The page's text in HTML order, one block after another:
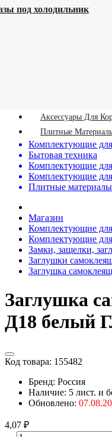
под холодильник
Аксессуары Для
Плитные
Комплектующие
Бытовая техника
Комплектующие
Комплектующие
Плитные материалы
Магазин
Комплектующие
Комплектующие
Замки, защелки,
Заглушки
Заглушка
Заглушка
Д18 белый
Код товара: 155482
Бренд: Россия
Наличие: 5 лист. и
Обновлено:
4,07 ₽